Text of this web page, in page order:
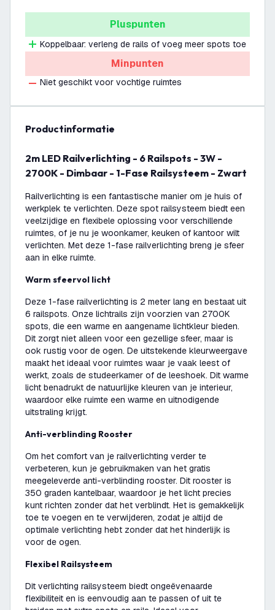
Pluspunten
Koppelbaar: verleng de rails of voeg meer spots toe
Minpunten
Niet geschikt voor vochtige ruimtes
productinformatie
2m LED Railverlichting - 6 Railspots - 3W -
2700K - Dimbaar - 1-Fase Railsysteem - Zwart
Railverlichting is een fantastische manier om je huis of
werkplek te verlichten. Deze spot railsysteem biedt een
veelzijdige en flexibele oplossing voor verschillende
ruimtes, of je nu je woonkamer, keuken of kantoor wilt
verlichten. Met deze 1-fase railverlichting breng je sfeer
aan in elke ruimte.
Warm sfeervol licht
Deze 1-fase railverlichting is 2 meter lang en bestaat uit
6 railspots. Onze lichtrails zijn voorzien van 2700K
spots, die een warme en aangename lichtkleur bieden.
Dit zorgt niet alleen voor een gezellige sfeer, maar is
ook rustig voor de ogen. De uitstekende kleurweergave
maakt het ideaal voor ruimtes waar je vaak leest of
werkt, zoals de studeerkamer of de leeshoek. Dit warme
licht benadrukt de natuurlijke kleuren van je interieur,
waardoor elke ruimte een warme en uitnodigende
uitstraling krijgt.
Anti-verblinding Rooster
Om het comfort van je railverlichting verder te
verbeteren, kun je gebruikmaken van het gratis
meegeleverde anti-verblinding rooster. Dit rooster is
350 graden kantelbaar, waardoor je het licht precies
kunt richten zonder dat het verblindt. Het is gemakkelijk
toe te voegen en te verwijderen, zodat je altijd de
optimale verlichting hebt zonder dat het hinderlijk is
voor de ogen.
Flexibel Railsysteem
Dit verlichting railsysteem biedt ongeëvenaarde
flexibiliteit en is eenvoudig aan te passen of uit te